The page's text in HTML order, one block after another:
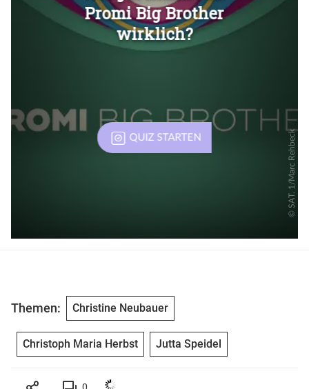
Überspringen
Themen: Christine Neubauer
Christoph Maria Herbst Jutta Speidel
0